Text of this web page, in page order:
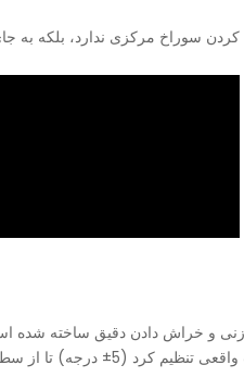
مرکزی ندارد، بلکه به جای
و خراش دادن دقیق ساخته شده
سنگ زنی با توجه به ماهیت